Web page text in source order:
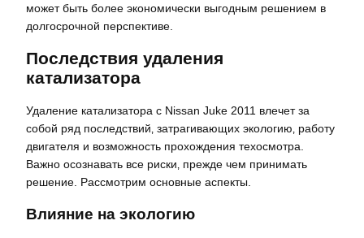
может быть более экономически выгодным решением в
долгосрочной перспективе.
Последствия удаления
катализатора
Удаление катализатора с Nissan Juke 2011 влечет за
собой ряд последствий‚ затрагивающих экологию‚ работу
двигателя и возможность прохождения техосмотра.
Важно осознавать все риски‚ прежде чем принимать
решение. Рассмотрим основные аспекты.
Влияние на экологию